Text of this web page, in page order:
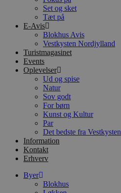
Set og sket
Tæt på
E-Avis
Blokhus Avis
Vestkysten Nordjylland
Turistmagasinet
Events
Oplevelser
Ud og spise
Natur
Sov godt
For børn
Kunst og Kultur
Par
Det bedste fra Vestkysten
Information
Kontakt
Erhverv
Byer
Blokhus